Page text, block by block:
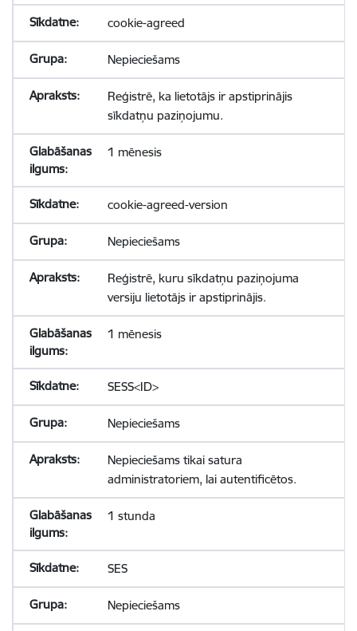
cookie-agreed
Nepieciešams
Reģistrē, ka lietotājs ir apstiprinājis
sīkdatņu paziņojumu.
1 mēnesis
cookie-agreed-version
Nepieciešams
Reģistrē, kuru sīkdatņu paziņojuma
versiju lietotājs ir apstiprinājis.
1 mēnesis
SESS<ID>
Nepieciešams
Nepieciešams tikai satura
administratoriem, lai autentificētos.
1 stunda
SES
Nepieciešams